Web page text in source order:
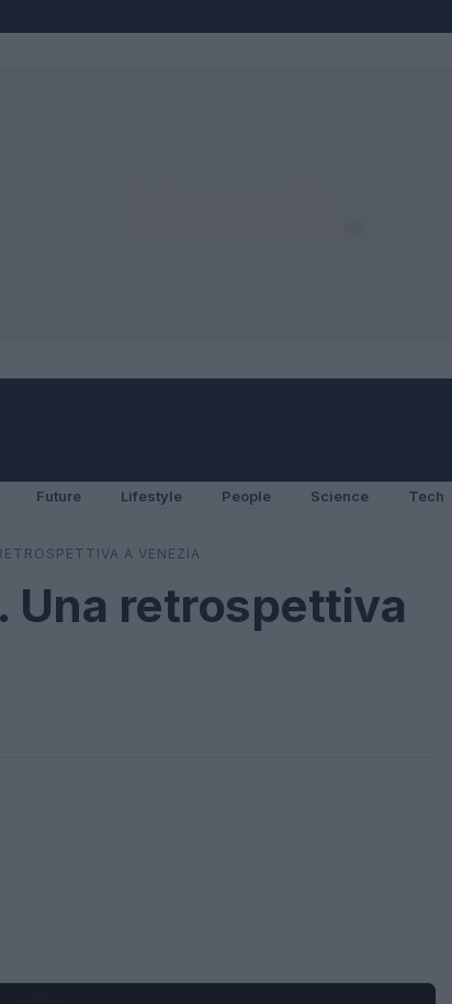
Future Lifestyle People Science Tech
A VENEZIA
Una retrospettiva